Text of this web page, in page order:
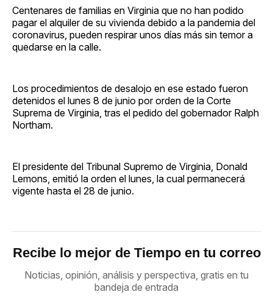
Centenares de familias en Virginia que no han podido
pagar el alquiler de su vivienda debido a la pandemia del
coronavirus, pueden respirar unos días más sin temor a
quedarse en la calle.
Los procedimientos de desalojo en ese estado fueron
detenidos el lunes 8 de junio por orden de la Corte
Suprema de Virginia, tras el pedido del gobernador Ralph
Northam.
El presidente del Tribunal Supremo de Virginia, Donald
Lemons, emitió la orden el lunes, la cual permanecerá
vigente hasta el 28 de junio.
Recibe lo mejor de Tiempo en tu correo
Noticias, opinión, análisis y perspectiva, gratis en tu
bandeja de entrada